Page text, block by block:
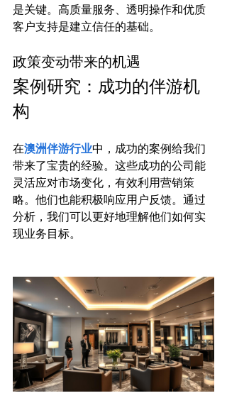
是关键。高质量服务、透明操作和优质
政策变动带来的机遇
案例研究：成功的伴游机
构
在澳洲伴游行业中，成功的案例给我们
带来了宝贵的经验。这些成功的公司能
灵活应对市场变化，有效利用营销策
略。他们也能积极响应用户反馈。通过
分析，我们可以更好地理解他们如何实
现业务目标。